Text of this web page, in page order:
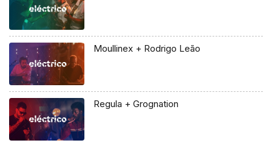
Moullinex + Rodrigo Leão
Regula + Grognation